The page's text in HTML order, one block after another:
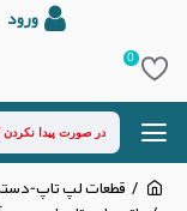
ورود
0
قطعات لپ تاپ-